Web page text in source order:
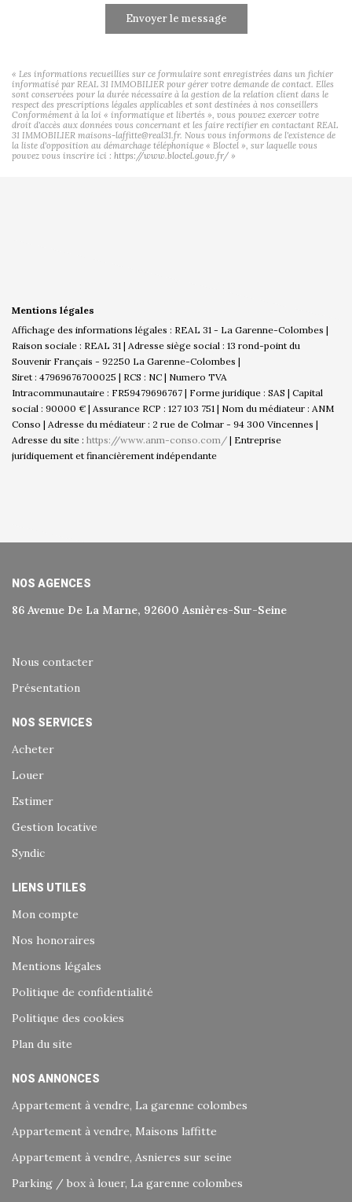
Envoyer le message
« Les informations recueillies sur ce formulaire sont enregistrées dans un fichier
informatisé par REAL 31 IMMOBILIER pour gérer votre demande de contact. Elles
sont conservées pour la durée nécessaire à la gestion de la relation client dans le
respect des prescriptions légales applicables et sont destinées à nos conseillers
Conformément à la loi « informatique et libertés », vous pouvez exercer votre
droit d'accès aux données vous concernant et les faire rectifier en contactant REAL
31 IMMOBILIER maisons-laffitte@real31.fr. Nous vous informons de l'existence de
la liste d'opposition au démarchage téléphonique « Bloctel », sur laquelle vous
pouvez vous inscrire ici : https://www.bloctel.gouv.fr/ »
Mentions légales
Affichage des informations légales : REAL 31 - La Garenne-Colombes |
Raison sociale : REAL 31 | Adresse siège social : 13 rond-point du
Souvenir Français - 92250 La Garenne-Colombes |
Siret : 47969676700025 | RCS : NC | Numero TVA
Intracommunautaire : FR59479696767 | Forme juridique : SAS | Capital
social : 90000 € | Assurance RCP : 127 103 751 | Nom du médiateur : ANM
Conso | Adresse du médiateur : 2 rue de Colmar - 94 300 Vincennes |
Adresse du site : https://www.anm-conso.com/ | Entreprise
juridiquement et financièrement indépendante
NOS AGENCES
86 Avenue De La Marne, 92600 Asnières-Sur-Seine
Nous contacter
Présentation
NOS SERVICES
Acheter
Louer
Estimer
Gestion locative
Syndic
LIENS UTILES
Mon compte
Nos honoraires
Mentions légales
Politique de confidentialité
Politique des cookies
Plan du site
NOS ANNONCES
Appartement à vendre, La garenne colombes
Appartement à vendre, Maisons laffitte
Appartement à vendre, Asnieres sur seine
Parking / box à louer, La garenne colombes